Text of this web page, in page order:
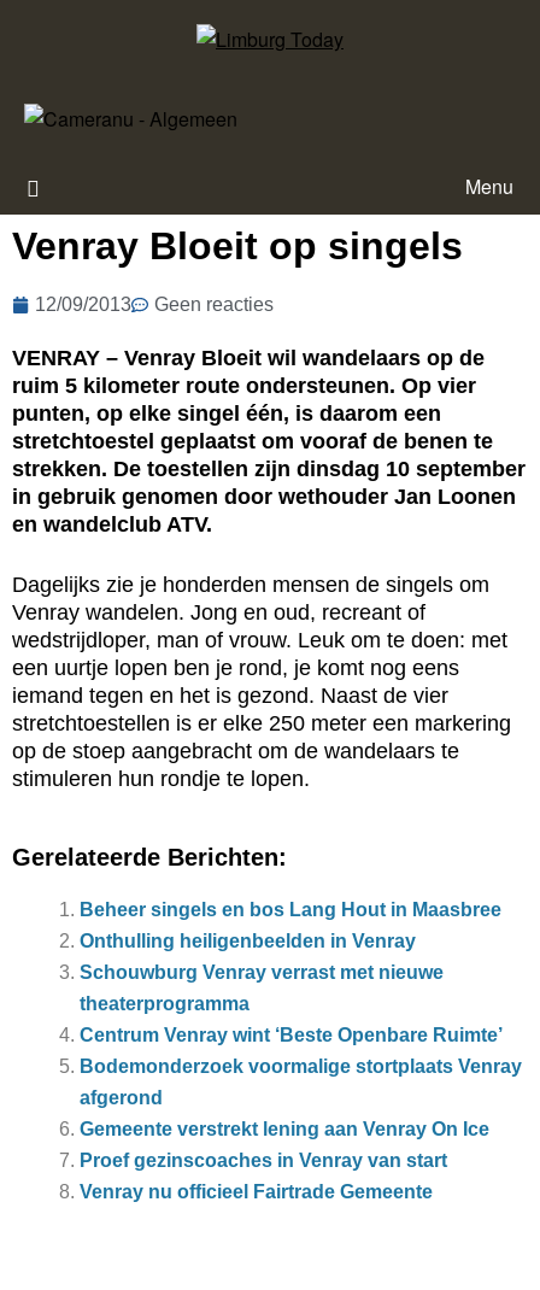
Menu
Venray Bloeit op singels
12/09/2013 Geen reacties
VENRAY – Venray Bloeit wil wandelaars op de
ruim 5 kilometer route ondersteunen. Op vier
punten, op elke singel één, is daarom een
stretchtoestel geplaatst om vooraf de benen te
strekken. De toestellen zijn dinsdag 10 september
in gebruik genomen door wethouder Jan Loonen
en wandelclub ATV.
Dagelijks zie je honderden mensen de singels om
Venray wandelen. Jong en oud, recreant of
wedstrijdloper, man of vrouw. Leuk om te doen: met
een uurtje lopen ben je rond, je komt nog eens
iemand tegen en het is gezond. Naast de vier
stretchtoestellen is er elke 250 meter een markering
op de stoep aangebracht om de wandelaars te
stimuleren hun rondje te lopen.
Gerelateerde Berichten:
Beheer singels en bos Lang Hout in Maasbree
Onthulling heiligenbeelden in Venray
Schouwburg Venray verrast met nieuwe
theaterprogramma
Centrum Venray wint ‘Beste Openbare Ruimte’
Bodemonderzoek voormalige stortplaats Venray
afgerond
Gemeente verstrekt lening aan Venray On Ice
Proef gezinscoaches in Venray van start
Venray nu officieel Fairtrade Gemeente